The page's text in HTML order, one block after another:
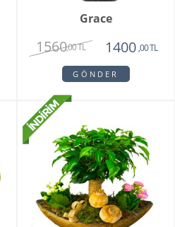
Grace
1560,00 TL 1400 ,00 TL
GÖNDER